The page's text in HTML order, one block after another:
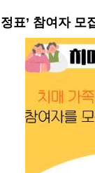
표’ 참여자 모